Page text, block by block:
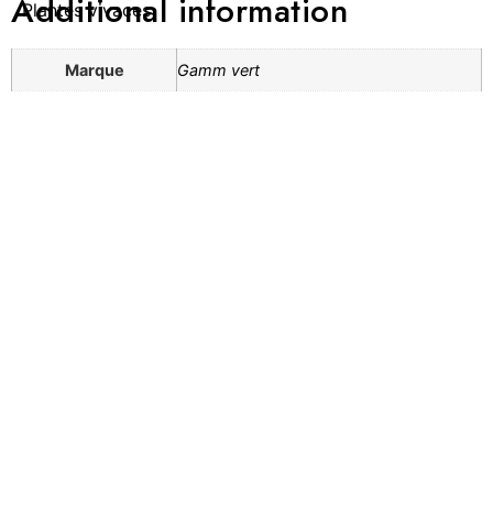
Plantes vivaces
Additional information
Marque Gamm vert